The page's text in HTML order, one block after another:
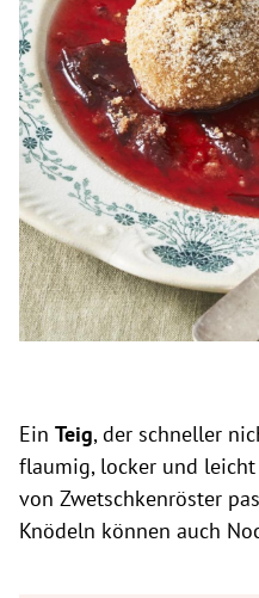
Untermenü
Untermenü
Untermenü
Untermenü
Untermenü
Untermenü
Untermenü
Ein Teig, der schneller
flaumig, locker und
von Zwetschkenröster
Knödeln können auch